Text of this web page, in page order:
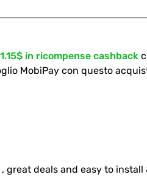
1.15$ in ricompense cashback
MobiPay con questo
great deals and easy to install